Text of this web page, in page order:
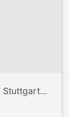
DIE PARTY ab 16 Jahren - Stuttgarts angesagteste 16er Party !!!